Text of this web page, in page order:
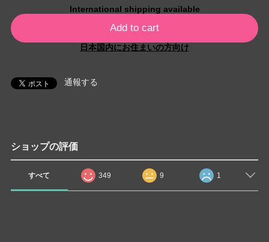
International shipping available
Add to cart
日本国内にお住まいの方向け
通報する
ショップの評価
すべて 349 9 1